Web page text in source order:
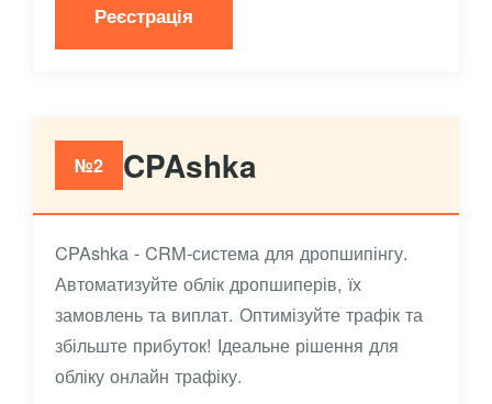
Реєстрація
№2 CPAshka
CPAshka - CRM-система для дропшипінгу.
Автоматизуйте облік дропшиперів, їх
замовлень та виплат. Оптимізуйте трафік та
збільште прибуток! Ідеальне рішення для
обліку онлайн трафіку.